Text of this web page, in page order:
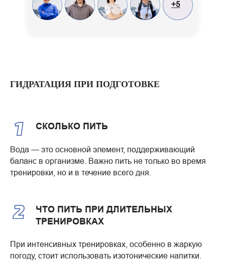
+5
ГИДРАТАЦИЯ ПРИ ПОДГОТОВКЕ
СКОЛЬКО ПИТЬ
Вода — это основной элемент, поддерживающий
баланс в организме. Важно пить не только во время
тренировки, но и в течение всего дня.
ЧТО ПИТЬ ПРИ ДЛИТЕЛЬНЫХ
ТРЕНИРОВКАХ
При интенсивных тренировках, особенно в жаркую
погоду, стоит использовать изотонические напитки.